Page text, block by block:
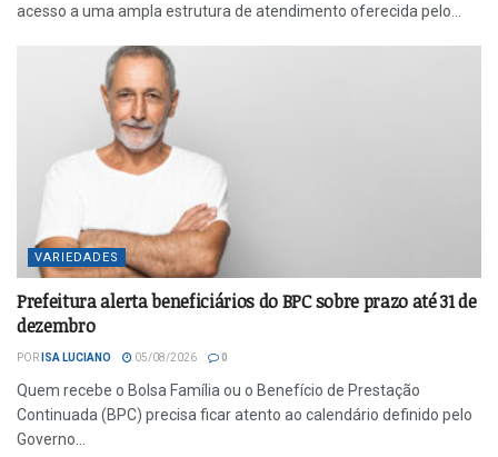
acesso a uma ampla estrutura de atendimento oferecida pelo...
VARIEDADES
Prefeitura alerta beneficiários do BPC sobre prazo até 31 de
dezembro
POR ISA LUCIANO 05/08/2026 0
Quem recebe o Bolsa Família ou o Benefício de Prestação
Continuada (BPC) precisa ficar atento ao calendário definido pelo
Governo...